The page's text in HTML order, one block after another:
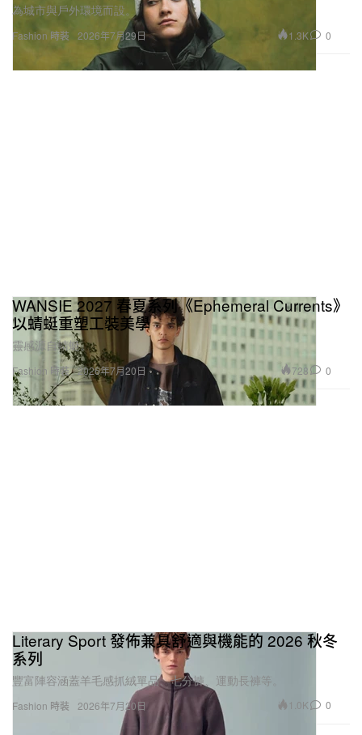
Fashion 時裝
為城市與戶外環境而設。
2026年7月29日 1.3K 0
Fashion 時裝
WANSIE 2027 春夏系列《Ephemeral Currents》
以蜻蜓重塑工裝美學
靈感源自蜻蜓。
2026年7月20日 728 0
Fashion 時裝
Literary Sport 發佈兼具舒適與機能的 2026 秋冬
系列
豐富陣容涵蓋羊毛感抓絨單品、七分褲、運動長褲等。
2026年7月20日 1.0K 0